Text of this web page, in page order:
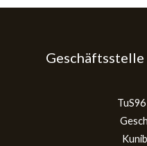
Geschäftsstelle